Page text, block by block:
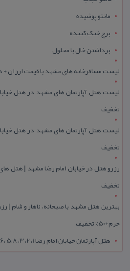
مانتو پوشیده
برج خنک کننده
برداشتن خال با محلول
لیست مسافرخانه های مشهد با قیمت ارزان + داری
تخفیف
تخفیف
تخفیف
بهترین هتل مشهد با صبحانه، ناهار و شام |
حرم+50% تخفیف
هتل آپارتمان خیابان امام رضا 1، 2، 3، 5،8 ،16 | تا 90 % تخفیف